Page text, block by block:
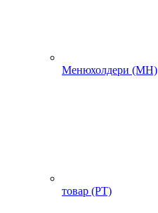
Менюхолдери (MH)
товар (PT)